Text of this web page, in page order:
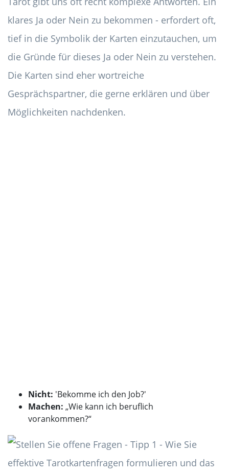
klares Ja oder Nein zu bekommen - erfordert oft,
tief in die Symbolik der Karten einzutauchen, um
die Gründe für dieses Ja oder Nein zu verstehen.
Die Karten sind eher wortreiche
Gesprächspartner, die gerne erklären und über
Möglichkeiten nachdenken.
Nicht: 'Bekomme ich den Job?'
Machen: „Wie kann ich beruflich
vorankommen?“